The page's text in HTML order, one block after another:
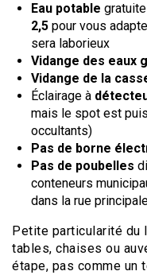
Eau potable
2,5 pour vous
sera laborieux
Vidange des eaux
Vidange de la
Éclairage à
mais le spot est
occultants)
Pas de borne
Pas de poubelles
conteneurs
dans la rue
Petite particularité
tables, chaises ou
étape, pas comme un